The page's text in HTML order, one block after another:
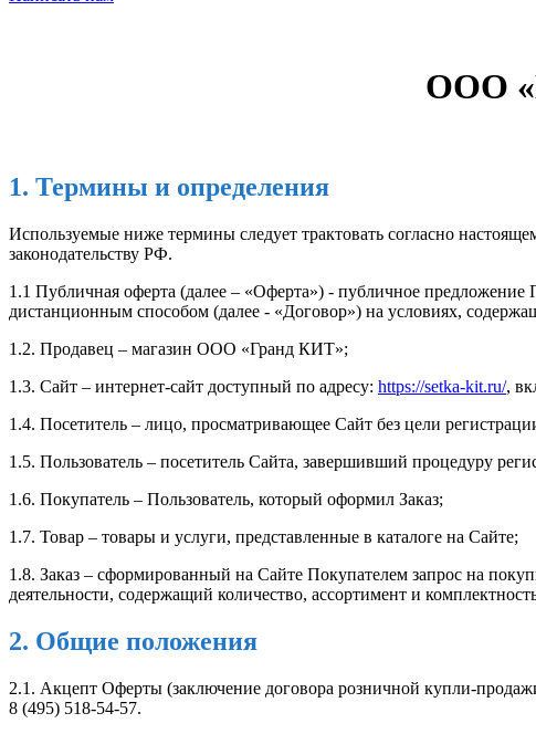
ООО
1. Термины и определения
Используемые ниже термины следует трактовать согласно
законодательству РФ.
1.1 Публичная оферта (далее – «Оферта») - публичное
дистанционным способом (далее - «Договор») на условиях,
1.2. Продавец – магазин ООО «Гранд КИТ»;
1.3. Сайт – интернет-сайт доступный по адресу: https://setka-kit.ru/,
1.4. Посетитель – лицо, просматривающее Сайт без цели
1.5. Пользователь – посетитель Сайта, завершивший процедуру
1.6. Покупатель – Пользователь, который оформил Заказ;
1.7. Товар – товары и услуги, представленные в каталоге на Сайте;
1.8. Заказ – сформированный на Сайте Покупателем запрос на
деятельности, содержащий количество, ассортимент и
2. Общие положения
2.1. Акцепт Оферты (заключение договора розничной купли-
8 (495) 518-54-57.